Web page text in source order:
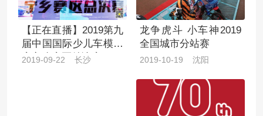
【正在直播】2019第九
届中国国际少儿车模大
赛宁乡赛区总决赛
2019-09-22 长沙
龙争虎斗 小车神2019
全国城市分站赛
2019-10-19 沈阳